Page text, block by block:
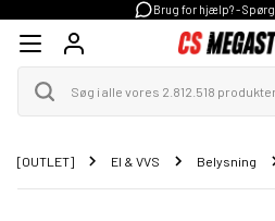
Brug for hjælp? -
[OUTLET] El & VVS Belysning